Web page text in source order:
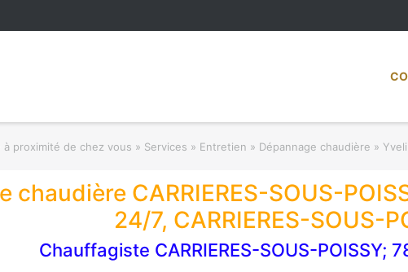
proximité de chez vous » Services » Entretien » Dépannage chaudière »
chaudière CARRIERES-SOUS-
24/7, CARRIERES-SOUS-
Chauffagiste CARRIERES-SOUS-POISSY;